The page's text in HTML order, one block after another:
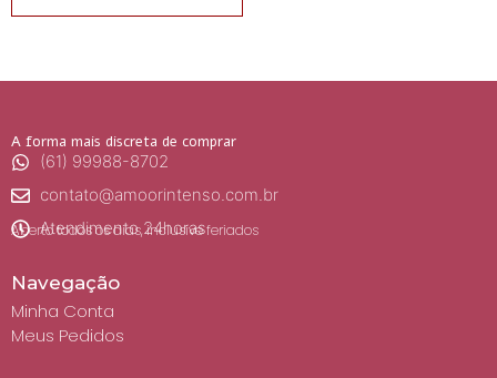
A forma mais discreta de comprar
(61) 99988-8702
contato@amoorintenso.com.br
Atendimento 24horas
Aberto todos os dias, inclusive feriados
Navegação
Minha Conta
Meus Pedidos